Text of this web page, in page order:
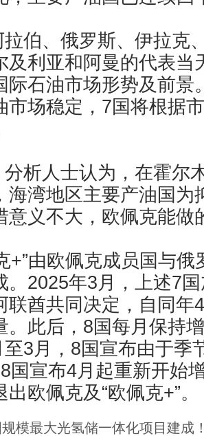
、俄罗斯、伊拉克
及利亚和阿曼的代表当
际石油市场形势及前景
市场稳定，7国将根据
人士认为，在霍尔
海湾地区主要产油国为
意义不大，欧佩克能做
由欧佩克成员国与俄
。2025年3月，上述7
联酋共同决定，自同年
。此后，8国每月保持
3月，8国宣布由于季
国宣布4月起重新开始
欧佩克及“欧佩克+”。
模最大光氢储一体化项目建成